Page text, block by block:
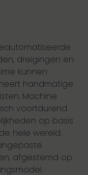
dreigingen en
kunnen
handmatige
Machine
voortdurend
op basis
hele wereld.
afgestemd op